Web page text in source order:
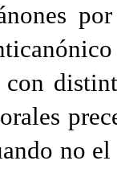
no